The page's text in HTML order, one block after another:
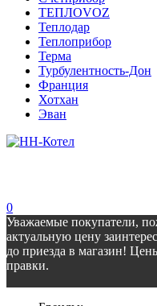
ТЕПЛОVOZ
Теплодар
Теплоприбор
Терма
Турбулентность-Дон
Франция
Хотхан
Эван
0
Уважаемые покупатели,
актуальную цену
до приезда в магазин!
правки.